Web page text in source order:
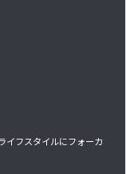
イフスタイルにフォーカ